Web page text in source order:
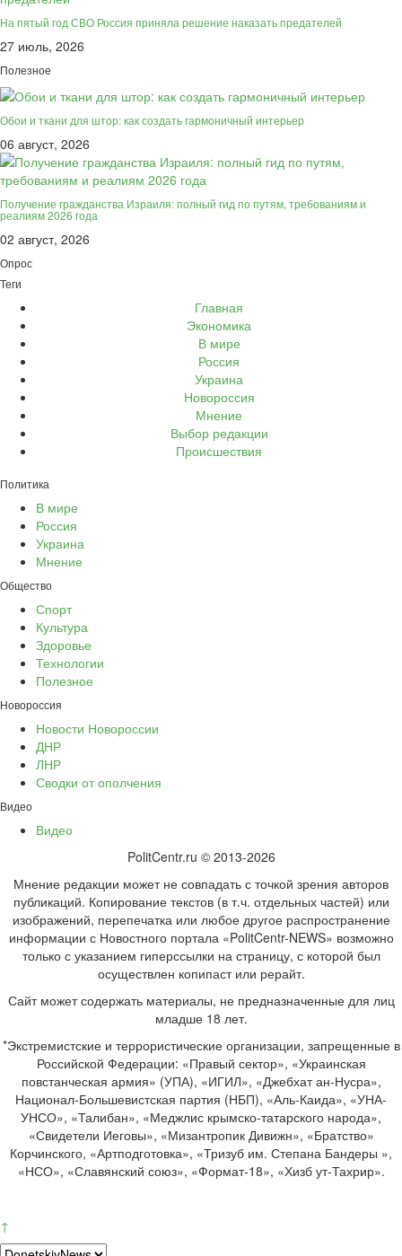
На пятый год СВО Россия приняла решение наказать предателей
27 июль, 2026
Полезное
Обои и ткани для штор: как создать гармоничный интерьер
06 август, 2026
Получение гражданства Израиля: полный гид по путям, требованиям и
реалиям 2026 года
02 август, 2026
Опрос
Теги
Главная
Экономика
В мире
Россия
Украина
Новороссия
Мнение
Выбор редакции
Происшествия
Политика
В мире
Россия
Украина
Мнение
Общество
Спорт
Культура
Здоровье
Технологии
Полезное
Новороссия
Новости Новороссии
ДНР
ЛНР
Сводки от ополчения
Видео
Видео
PolitCentr.ru © 2013-2026
Мнение редакции может не совпадать с точкой зрения авторов
публикаций. Копирование текстов (в т.ч. отдельных частей) или
изображений, перепечатка или любое другое распространение
информации с Новостного портала «PolitCentr-NEWS» возможно
только с указанием гиперссылки на страницу, с которой был
осуществлен копипаст или рерайт.
Сайт может содержать материалы, не предназначенные для лиц
младше 18 лет.
*Экстремистские и террористические организации, запрещенные в
Российской Федерации: «Правый сектор», «Украинская
повстанческая армия» (УПА), «ИГИЛ», «Джебхат ан-Нусра»,
Национал-Большевистская партия (НБП), «Аль-Каида», «УНА-
УНСО», «Талибан», «Меджлис крымско-татарского народа»,
«Свидетели Иеговы», «Мизантропик Дивижн», «Братство»
Корчинского, «Артподготовка», «Тризуб им. Степана Бандеры »,
«НСО», «Славянский союз», «Формат-18», «Хизб ут-Тахрир».
↑